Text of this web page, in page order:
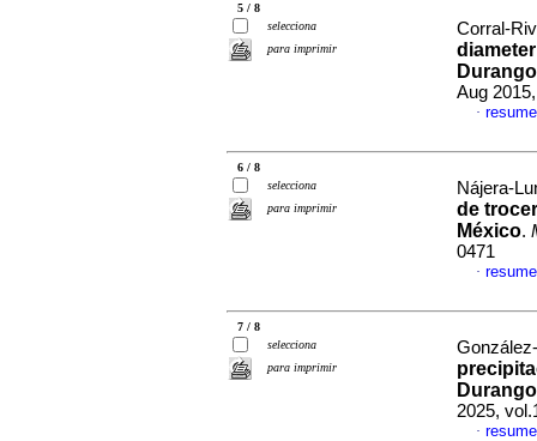
5 / 8
selecciona
para imprimir
Corral-
Aug
·
6 / 8
selecciona
para imprimir
Nájera-
de
México.
0471
·
7 / 8
selecciona
para imprimir
2025,
·